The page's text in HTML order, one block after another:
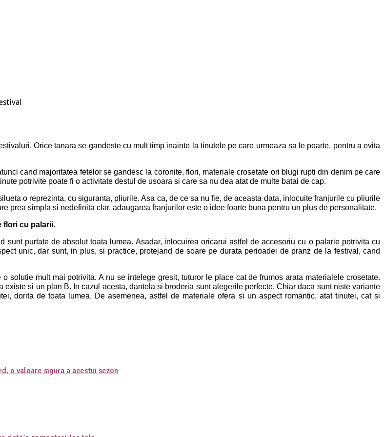
Orice tanara se gandeste cu mult timp inainte la tinutele pe care urmeaza sa le poarte, pentru a evita
cand majoritatea fetelor se gandesc la coronite, flori, materiale crosetate ori blugi rupti din denim pe care
potrivite poate fi o activitate destul de usoara si care sa nu dea atat de multe batai de cap.
o reprezinta, cu siguranta, pliurile. Asa ca, de ce sa nu fie, de aceasta data, inlocuite franjurile cu pliurile
prea simpla si nedefinita clar, adaugarea franjurilor este o idee foarte buna pentru un plus de personalitate.
flori cu palarii.
sunt purtate de absolut toata lumea. Asadar, inlocuirea oricarui astfel de accesoriu cu o palarie potrivita cu
unic, dar sunt, in plus, si practice, protejand de soare pe durata perioadei de pranz de la festival, cand
solutie mult mai potrivita. A nu se intelege gresit, tuturor le place cat de frumos arata materialele crosetate.
existe si un plan B. In cazul acesta, dantela si broderia sunt alegerile perfecte. Chiar daca sunt niste variante
dorita de toata lumea. De asemenea, astfel de materiale ofera si un aspect romantic, atat tinutei, cat si
o valoare sigura a acestui sezon